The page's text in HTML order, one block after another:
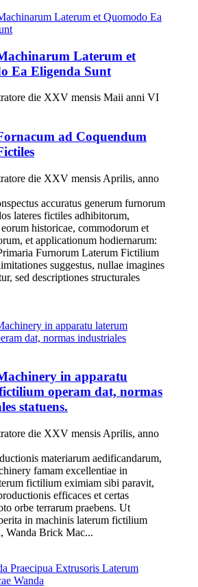
Laterum et
Ea Eligenda Sunt
die XXV mensis Maii anni VI
ad Coquendum
die XXV mensis Aprilis, anno
accuratus generum furnorum
lateres fictiles adhibitorum,
historicae, commodorum et
et applicationum hodiernarum:
Furnorum Laterum Fictilium
suggestus, nullae imagines
sed descriptiones structurales
in apparatu
operam dat, normas
statuens.
die XXV mensis Aprilis, anno
materiarum aedificandarum,
famam excellentiae in
fictilium eximiam sibi paravit,
efficaces et certas
orbe terrarum praebens. Ut
in machinis laterum fictilium
Wanda Brick Mac...